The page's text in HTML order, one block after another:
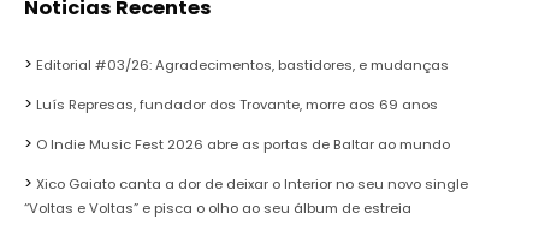
Noticias Recentes
Editorial #03/26: Agradecimentos, bastidores, e mudanças
Luís Represas, fundador dos Trovante, morre aos 69 anos
O Indie Music Fest 2026 abre as portas de Baltar ao mundo
Xico Gaiato canta a dor de deixar o Interior no seu novo single
“Voltas e Voltas” e pisca o olho ao seu álbum de estreia